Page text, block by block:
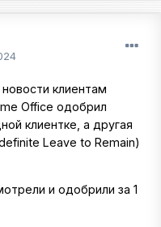
клиентам
Office одобрил
клиентке, а другая
Leave to Remain)
и одобрили за 1